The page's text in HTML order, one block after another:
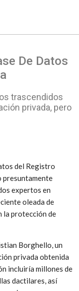
De Datos
trascendidos
privada, pero
del Registro
presuntamente
expertos en
oleada de
la protección de
Borghello, un
privada obtenida
incluiría millones de
dactilares, así